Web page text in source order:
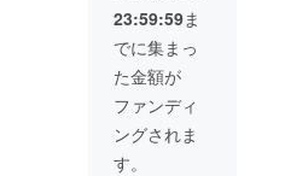
性もご
ざいま
す。ご
了承く
ださ
い。 ※
ご注文
により
量産効
率が向
上した
場合、
正規販
売価格
23:59:59ま
でに集まっ
た金額が
ファンディ
ングされま
す。